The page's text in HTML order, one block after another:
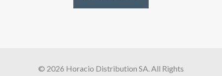
© 2026 Horacio Distribution SA. All Rights